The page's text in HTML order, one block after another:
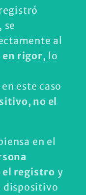
se
al
en rigor, lo
este caso
no el
en el
el registro y
dispositivo